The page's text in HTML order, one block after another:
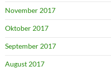
November 2017
Oktober 2017
September 2017
August 2017